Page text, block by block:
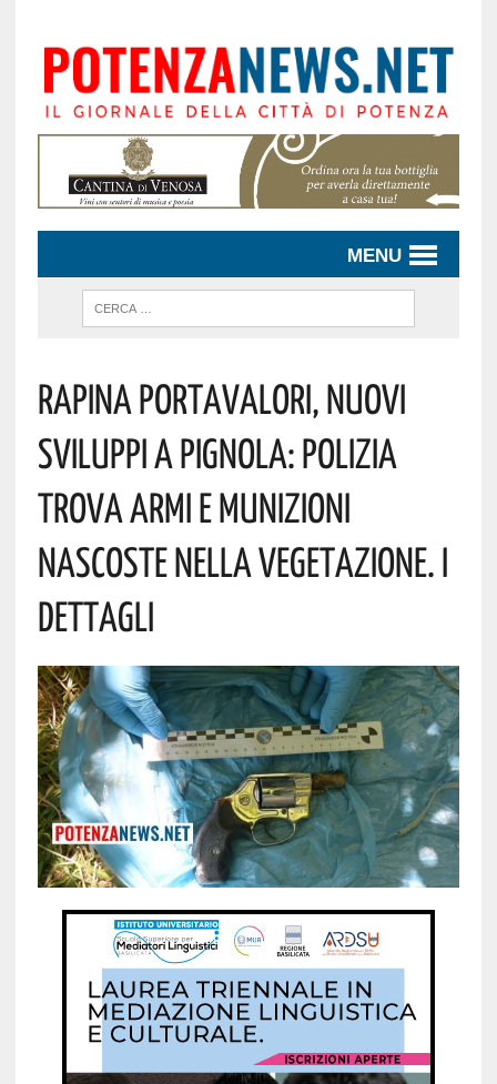
MENU
Rapina Portavalori, Nuovi
Sviluppi A Pignola: Polizia
Trova Armi E Munizioni
Nascoste Nella Vegetazione. I
Dettagli